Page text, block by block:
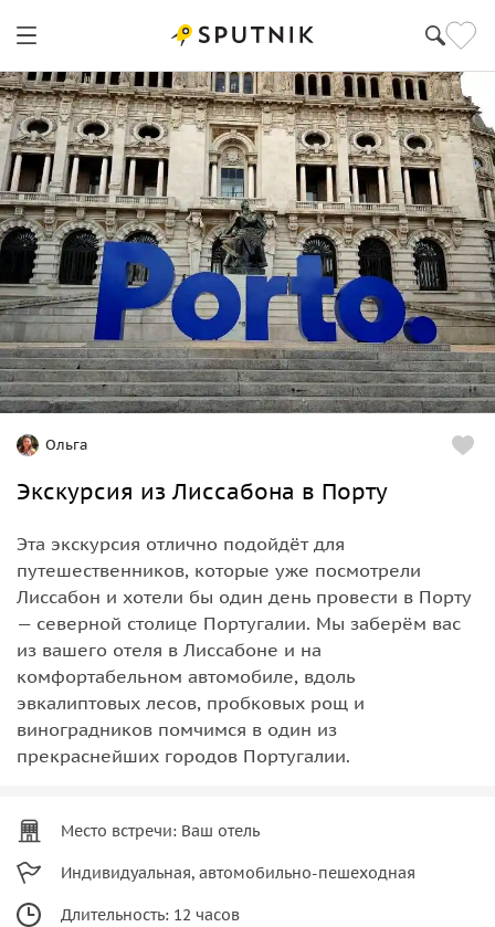
Ольга
Экскурсия из Лиссабона в Порту
Эта экскурсия отлично подойдёт для
путешественников, которые уже посмотрели
Лиссабон и хотели бы один день провести в Порту
— северной столице Португалии. Мы заберём вас
из вашего отеля в Лиссабоне и на
комфортабельном автомобиле, вдоль
эвкалиптовых лесов, пробковых рощ и
виноградников помчимся в один из
прекраснейших городов Португалии.
Место встречи: Ваш отель
Индивидуальная, автомобильно-пешеходная
Длительность: 12 часов